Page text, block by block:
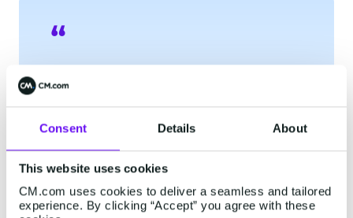
Consent Details About
This website uses cookies
CM.com uses cookies to deliver a seamless and tailored
experience. By clicking “Accept” you agree with these
met betrekking tot je ticket
{ticket_ID}. Reageer op dit bericht
als je de ondersteuning wilt
voortzetten".